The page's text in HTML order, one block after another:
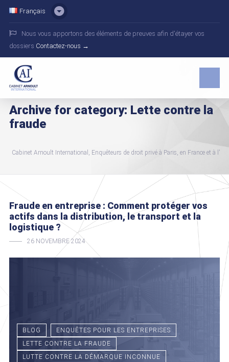
Français
Nous vous apportons des éléments de preuves afin d'étayer vos
dossiers Contactez-nous →
Archive for category: Lette contre la
fraude
Cabinet Arnoult International, Enquêteurs de droit privé à Paris, en France et à
Fraude en entreprise : Comment protéger vos
actifs dans la distribution, le transport et la
logistique ?
26 NOVEMBRE 2024
BLOG
ENQUÊTES POUR LES ENTREPRISES
LETTE CONTRE LA FRAUDE
LUTTE CONTRE LA DÉMARQUE INCONNUE